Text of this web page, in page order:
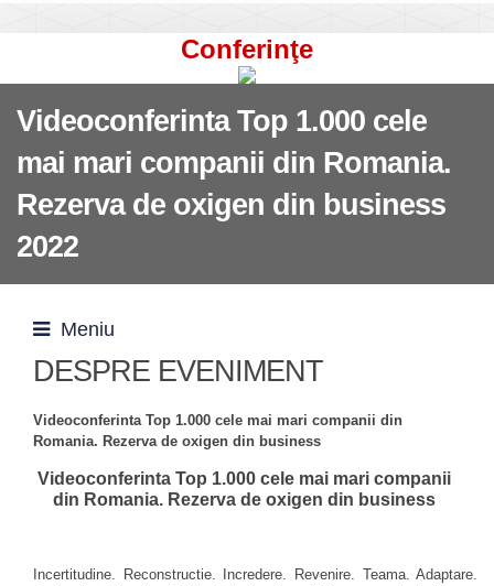
Conferinţe
Videoconferinta Top 1.000 cele
mai mari companii din Romania.
Rezerva de oxigen din business
2022
Meniu
DESPRE EVENIMENT
Videoconferinta Top 1.000 cele mai mari companii din
Romania. Rezerva de oxigen din business
Videoconferinta Top 1.000 cele mai mari companii
din Romania. Rezerva de oxigen din business
Incertitudine. Reconstructie. Incredere. Revenire. Teama. Adaptare.